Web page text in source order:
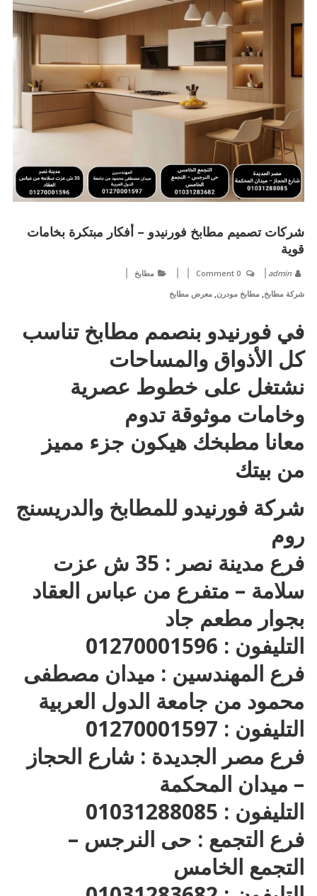
شركات تصميم مطابخ فورنيدو – أفكار مبتكرة بخامات
قوية
admin
0 Comment
مطابخ
شركة مطابخ, مطابخ مودرن, معرض مطابخ
في فورنيدو بنصمم مطابخ تناسب
كل الأذواق والمساحات
نشتغل على خطوط عصرية
وخامات موثوقة تدوم
معانا مطبخك هيكون جزء مميز
من بيتك
شركة فورنيدو للمطابخ والدريسنج
روم
فرع مدينة نصر : 35 ش عزت
سلامة – متفرع من عباس العقاد
بجوار مطعم جاد
التليفون : 01270001596
فرع المهندسين : ميدان مصطفى
محمود من جامعة الدول العربية
التليفون : 01270001597
فرع مصر الجديدة : شارع الحجاز
– ميدان المحكمة
التليفون : 01031288085
فرع التجمع : حى النرجس –
التجمع الخامس